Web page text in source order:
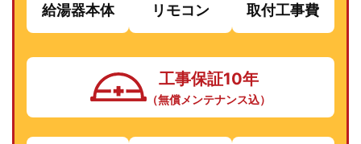
給湯器本体 リモコン 取付工事費
工事保証10年
（無償メンテナンス込）